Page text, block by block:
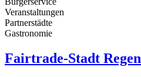
Veranstaltungen
Partnerstädte
Gastronomie
Fairtrade-Stadt Regen